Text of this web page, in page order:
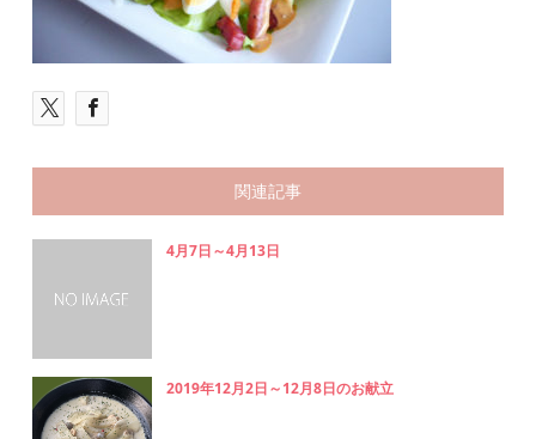
関連記事
4月7日～4月13日
2019年12月2日～12月8日のお献立